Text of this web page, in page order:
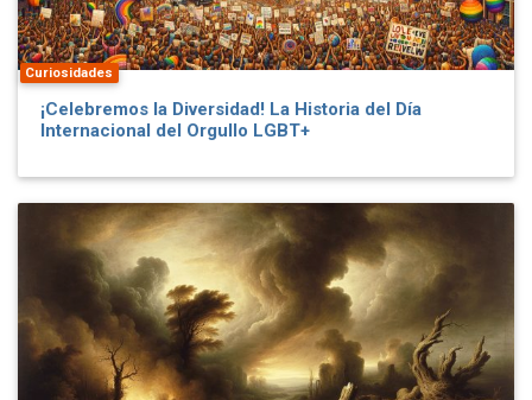
Curiosidades
¡Celebremos la Diversidad! La Historia del Día
Internacional del Orgullo LGBT+